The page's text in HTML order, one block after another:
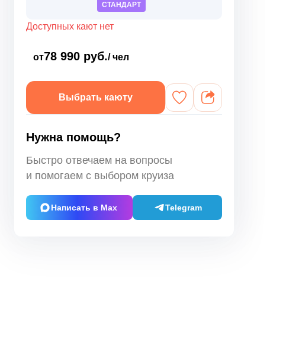
СТАНДАРТ
Доступных кают нет
от78 990 руб./ чел
Выбрать каюту
Нужна помощь?
Быстро отвечаем на вопросы
и помогаем с выбором круиза
Написать в Max Telegram